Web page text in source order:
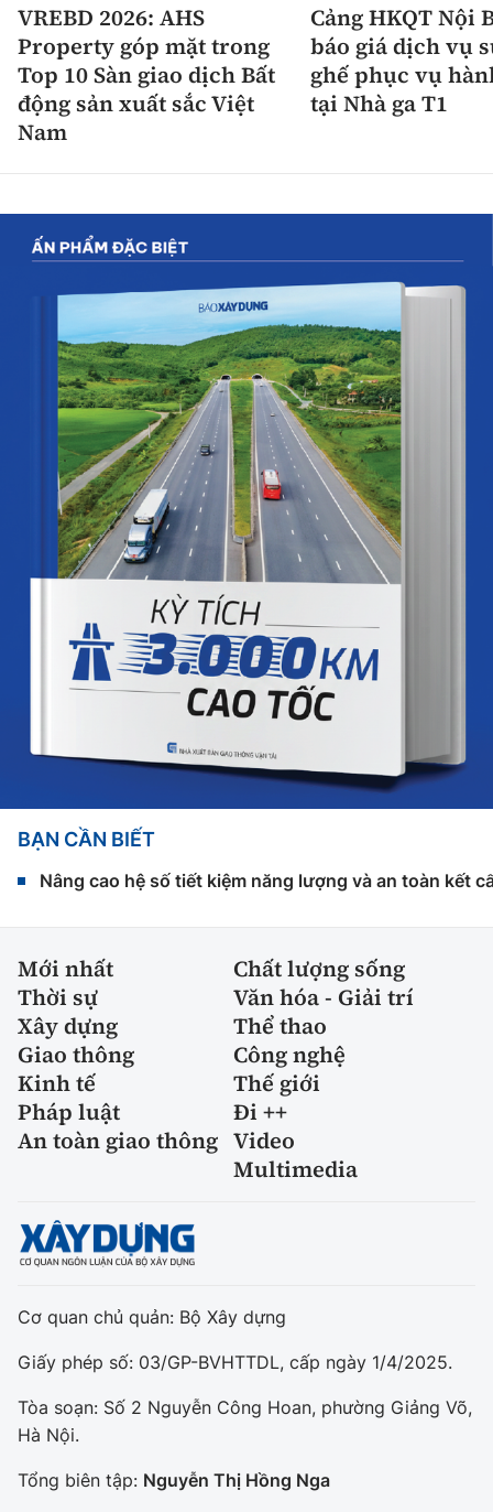
VREBD 2026: AHS
Property góp mặt trong
Top 10 Sàn giao dịch Bất
động sản xuất sắc Việt
Nam
Cảng HKQT Nội
báo giá dịch vụ
ghế phục vụ
tại Nhà ga T1
BẠN CẦN BIẾT
Nâng cao hệ số tiết kiệm năng lượng và an toàn kết
Mới nhất
Chất lượng sống
Thời sự
Văn hóa - Giải trí
Xây dựng
Thể thao
Giao thông
Công nghệ
Kinh tế
Thế giới
Pháp luật
Đi ++
An toàn giao thông Video
Multimedia
Cơ quan chủ quản: Bộ Xây dựng
Giấy phép số: 03/GP-BVHTTDL, cấp ngày 1/4/2025.
Tòa soạn: Số 2 Nguyễn Công Hoan, phường Giảng Võ,
Hà Nội.
Tổng biên tập: Nguyễn Thị Hồng Nga